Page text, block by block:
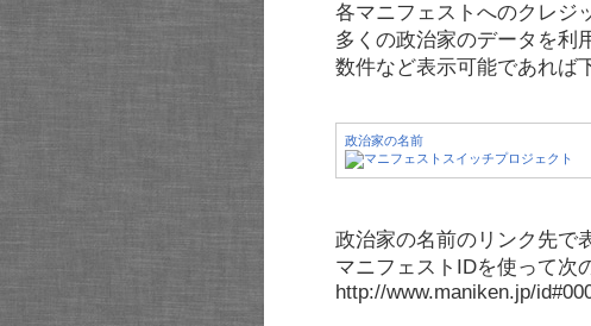
各マニフェストへのクレジ
多くの政治家のデータを利
数件など表示可能であれば
政治家の名前
政治家の名前のリンク先で
マニフェストIDを使って次
http://www.maniken.jp/